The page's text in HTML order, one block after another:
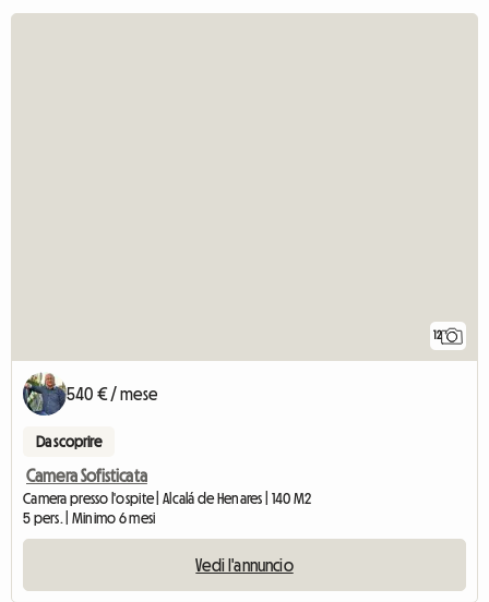
12
540 € / mese
Da scoprire
Camera Sofisticata
Camera presso l'ospite | Alcalá de Henares | 140 M2
5 pers. | Minimo 6 mesi
Vedi l'annuncio